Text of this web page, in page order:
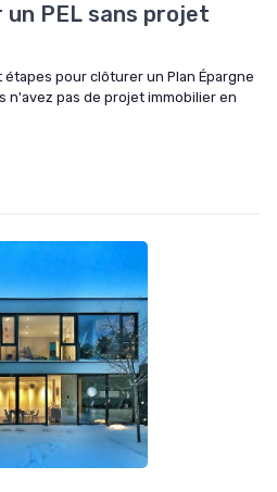
PEL sans projet
pour clôturer un Plan Épargne
n'avez pas de projet immobilier en